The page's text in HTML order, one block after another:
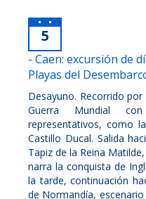
5
- Caen: excursión de
Playas del
Desayuno. Recorrido
Guerra Mundial
representativos, como
Castillo Ducal. Salida
Tapiz de la Reina
narra la conquista de
la tarde, continuación
de Normandía, escenario